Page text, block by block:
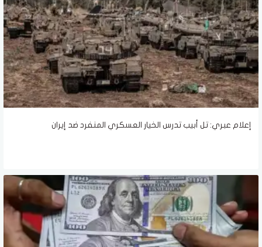
إعلام عبري: تل أبيب تدرس الخيار العسكري المنفرد ضد إيران